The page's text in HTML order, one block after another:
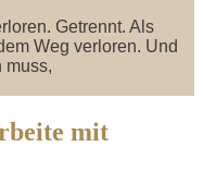
Getrennt. Als
Weg verloren. Und
muss,
mit